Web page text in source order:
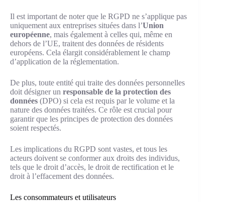
Il est important de noter que le RGPD ne s’applique pas
uniquement aux entreprises situées dans l’Union
européenne, mais également à celles qui, même en
dehors de l’UE, traitent des données de résidents
européens. Cela élargit considérablement le champ
d’application de la réglementation.
De plus, toute entité qui traite des données personnelles
doit désigner un responsable de la protection des
données (DPO) si cela est requis par le volume et la
nature des données traitées. Ce rôle est crucial pour
garantir que les principes de protection des données
soient respectés.
Les implications du RGPD sont vastes, et tous les
acteurs doivent se conformer aux droits des individus,
tels que le droit d’accès, le droit de rectification et le
droit à l’effacement des données.
Les consommateurs et utilisateurs